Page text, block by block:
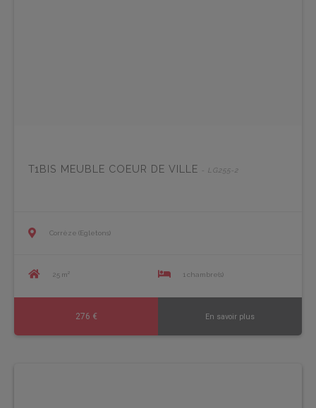
T1BIS MEUBLE COEUR DE VILLE - LG255-2
Corrèze (Egletons)
25 m² 1 chambre(s)
276 € En savoir plus